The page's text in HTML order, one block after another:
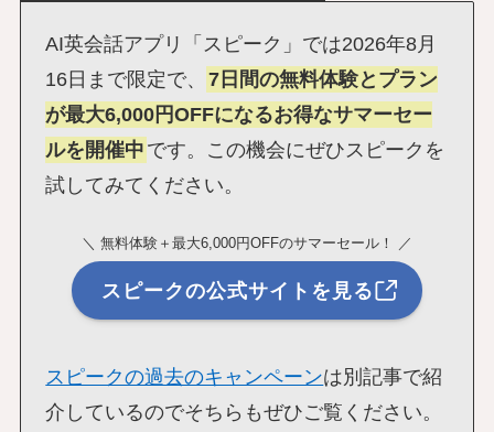
AI英会話アプリ「スピーク」では2026年8月
16日まで限定で、 7日間の無料体験とプラン
が最大6,000円OFFになるお得なサマーセー
ルを開催中 です。この機会にぜひスピークを
試してみてください。
＼ 無料体験＋最大6,000円OFFのサマーセール！ ／
スピークの公式サイトを見る
スピークの過去のキャンペーンは別記事で紹
介しているのでそちらもぜひご覧ください。